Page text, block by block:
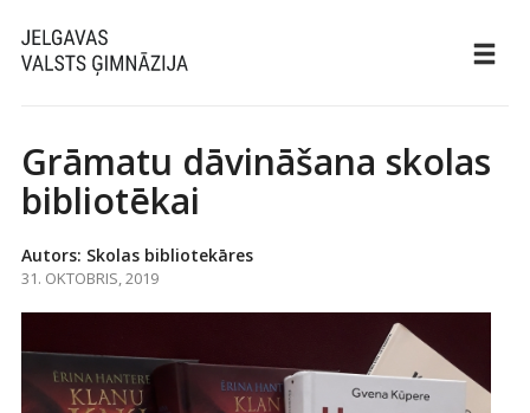
Grāmatu dāvināšana skolas
bibliotēkai
Autors: Skolas bibliotekāres
31. OKTOBRIS, 2019